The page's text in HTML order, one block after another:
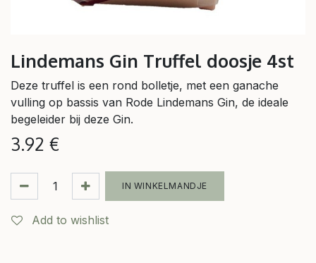
Lindemans Gin Truffel doosje 4st
Deze truffel is een rond bolletje, met een ganache
vulling op bassis van Rode Lindemans Gin, de ideale
begeleider bij deze Gin.
3.92 €
IN WINKELMANDJE
Add to wishlist